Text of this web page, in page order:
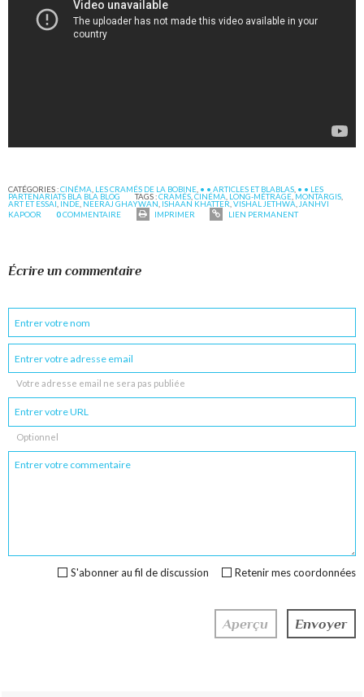
CATÉGORIES :CINÉMA LES CRAMÉS DE LA BOBINE • • ARTICLES ET BLABLAS • • LES
PARTENARIATS BLA BLA BLOG TAGS :CRAMÉS ,CINÉMA LONG-MÉTRAGE ,MONTARGIS
ART ET ESSAI INDE NEERAJ GHAYWAN ISHAAN KHATTER ,VISHAL JETHWA JANHVI
KAPOOR
0COMMENTAIRE IMPRIMER LIEN PERMANENT
Écrire un commentaire
Votre adresse email ne sera pas publiée
Optionnel
Retenir mes coordonnées
S'abonner au fil de discussion